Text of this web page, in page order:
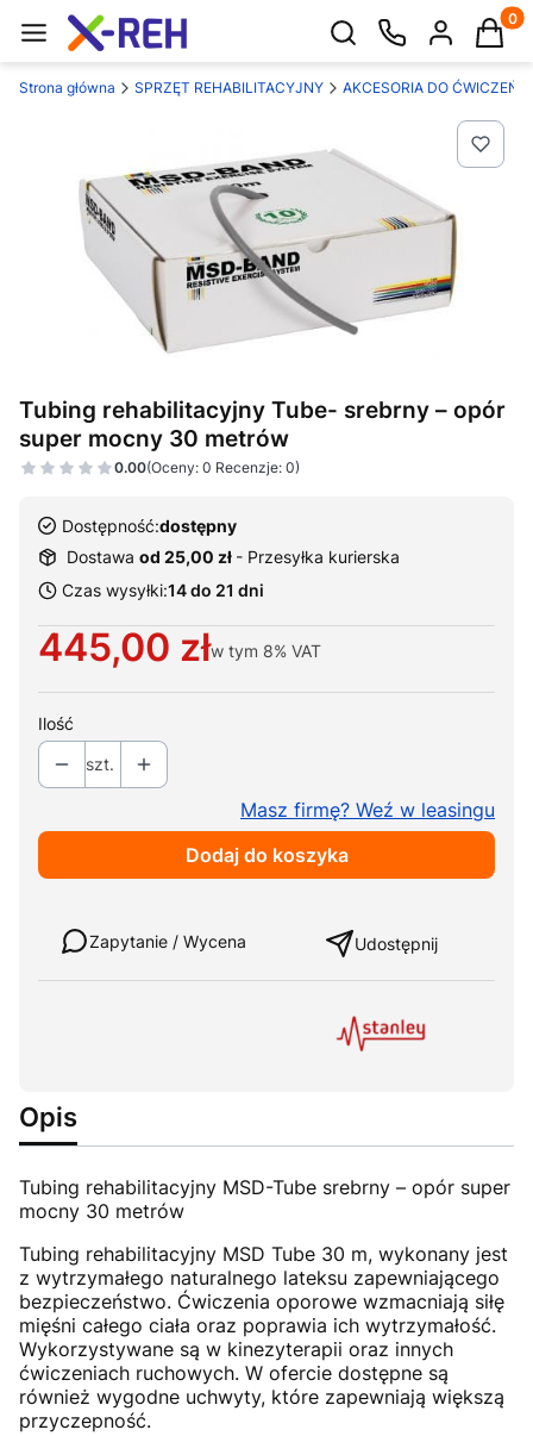
Otwórz wyszukiwarkę
Strona główna SPRZĘT REHABILITACYJNY AKCESORIA DO ĆWICZEŃ
Tubing rehabilitacyjny Tube- srebrny – opór
super mocny 30 metrów
0.00(Oceny: 0 Recenzje: 0)
Dostępność:dostępny
Dostawa od 25,00 zł - Przesyłka kurierska
Czas wysyłki:14 do 21 dni
Cena
445,00 złw tym 8% VAT
Ilość
szt.
Masz firmę? Weź w leasingu
Dodaj do koszyka
Zapytanie / Wycena Udostępnij
Opis
Tubing rehabilitacyjny MSD-Tube srebrny – opór super
mocny 30 metrów
Tubing rehabilitacyjny MSD Tube 30 m, wykonany jest
z wytrzymałego naturalnego lateksu zapewniającego
bezpieczeństwo. Ćwiczenia oporowe wzmacniają siłę
mięśni całego ciała oraz poprawia ich wytrzymałość.
Wykorzystywane są w kinezyterapii oraz innych
ćwiczeniach ruchowych. W ofercie dostępne są
również wygodne uchwyty, które zapewniają większą
przyczepność.